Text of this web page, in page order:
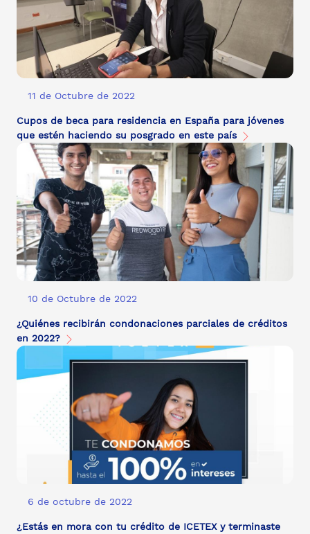
11 de Octubre de 2022
Cupos de beca para residencia en España para jóvenes
que estén haciendo su posgrado en este país
10 de Octubre de 2022
¿Quiénes recibirán condonaciones parciales de créditos
en 2022?
6 de octubre de 2022
¿Estás en mora con tu crédito de ICETEX y terminaste